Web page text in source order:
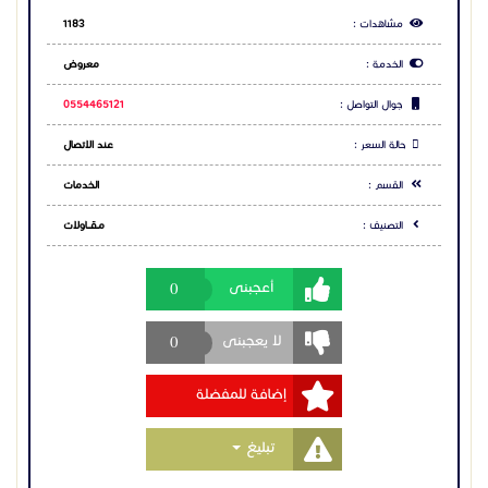
مشاهدات : 1183
الخدمة : معروض
جوال التواصل : 0554465121
حالة السعر : عند الاتصال
القسم : الخدمات
التصنيف : مـقـــاولات
أعجبنى 0
لا يعجبنى 0
إضافة للمفضلة
تبليغ Toggle Dropdown